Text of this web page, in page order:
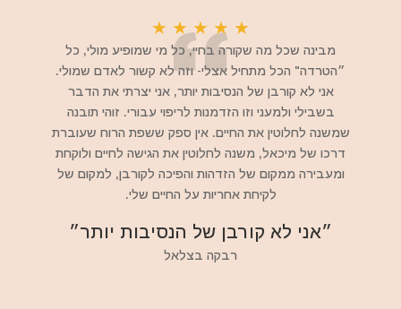
★
★
★
★
★
מבינה שכל מה שקורה בחיי, כל מי שמופיע מולי, כל
״הטרדה" הכל מתחיל אצלי- וזה לא קשור לאדם שמולי.
אני לא קורבן של הנסיבות יותר, אני יצרתי את הדבר
בשבילי ולמעני וזו הזדמנות לריפוי עבורי. זוהי תובנה
שמשנה לחלוטין את החיים. אין ספק ששפת הרוח שעוברת
דרכו של מיכאל, משנה לחלוטין את הגישה לחיים ולוקחת
ומעבירה ממקום של הזדהות והפיכה לקורבן, למקום של
לקיחת אחריות על החיים שלי.
״אני לא קורבן של הנסיבות יותר״
רבקה בצלאל